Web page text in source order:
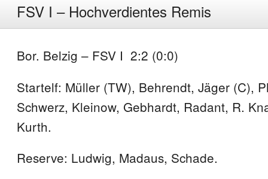
FSV I – Hochverdientes Remis
Bor. Belzig – FSV I 2:2 (0:0)
Startelf: Müller (TW), Behrendt, Jäger (C),
Schwerz, Kleinow, Gebhardt, Radant, R.
Kurth.
Reserve: Ludwig, Madaus, Schade.